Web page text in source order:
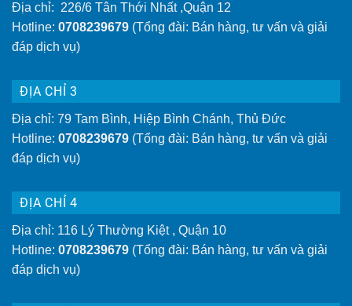
Địa chỉ: 226/6 Tân Thới Nhất ,Quận 12
Hotline: 0708239679 (Tổng đài: Bán hàng, tư vấn và giải
đáp dịch vụ)
ĐỊA CHỈ 3
Địa chỉ: 79 Tam Bình, Hiệp Bình Chánh, Thủ Đức
Hotline: 0708239679 (Tổng đài: Bán hàng, tư vấn và giải
đáp dịch vụ)
ĐỊA CHỈ 4
Địa chỉ: 116 Lý Thường Kiệt , Quận 10
Hotline: 0708239679 (Tổng đài: Bán hàng, tư vấn và giải
đáp dịch vụ)